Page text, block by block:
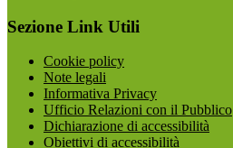
Sezione Link Utili
Cookie policy
Note legali
Informativa Privacy
Ufficio Relazioni con il Pubblico
Dichiarazione di accessibilità
Obiettivi di accessibilità